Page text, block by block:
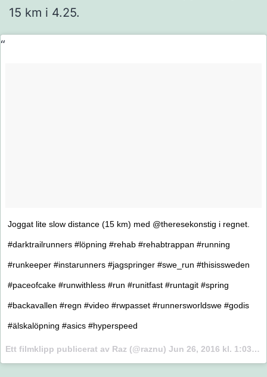
15 km i 4.25.
Joggat lite slow distance (15 km) med @theresekonstig i regnet.
#darktrailrunners #löpning #rehab #rehabtrappan #running
#runkeeper #instarunners #jagspringer #swe_run #thisissweden
#paceofcake #runwithless #run #runitfast #runtagit #spring
#backavallen #regn #video #rwpasset #runnersworldswe #godis
#älskalöpning #asics #hyperspeed
Ett filmklipp publicerat av Raz (@raznu) Jun 26, 2016 kl. 1:03 PDT